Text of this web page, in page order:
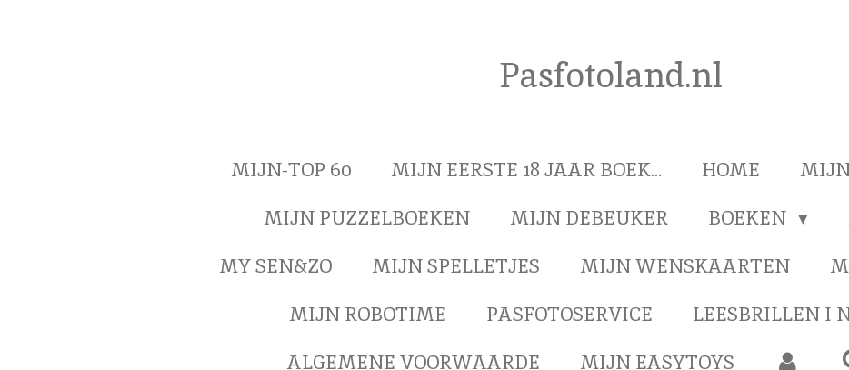
Pasfotoland.nl
MIJN-TOP 60 MIJN EERSTE 18 JAAR BOEK... HOME
MIJN PUZZELBOEKEN
MIJN DEBEUKER BOEKEN
MY SEN&ZO
MIJN SPELLETJES MIJN WENSKAARTEN
MIJN ROBOTIME
PASFOTOSERVICE
LEESBRILLEN I
ALGEMENE VOORWAARDE
MIJN EASYTOYS